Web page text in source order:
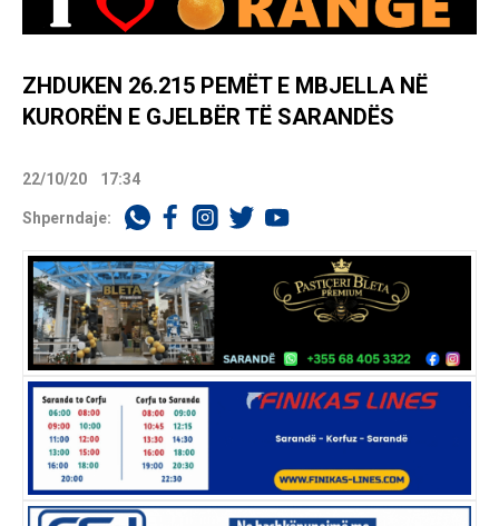
ZHDUKEN 26.215 PEMËT E MBJELLA NË
KURORËN E GJELBËR TË SARANDËS
22/10/20 17:34
Shperndaje: